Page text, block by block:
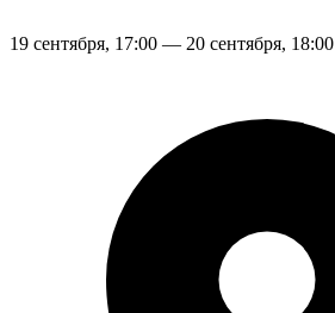
19 сентября, 17:00 — 20 сентября, 18:00